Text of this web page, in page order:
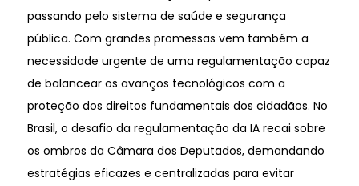
passando pelo sistema de saúde e segurança
pública. Com grandes promessas vem também a
necessidade urgente de uma regulamentação capaz
de balancear os avanços tecnológicos com a
proteção dos direitos fundamentais dos cidadãos. No
Brasil, o desafio da regulamentação da IA recai sobre
os ombros da Câmara dos Deputados, demandando
estratégias eficazes e centralizadas para evitar